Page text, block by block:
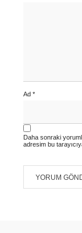
Ad *
Daha sonraki
adresim bu